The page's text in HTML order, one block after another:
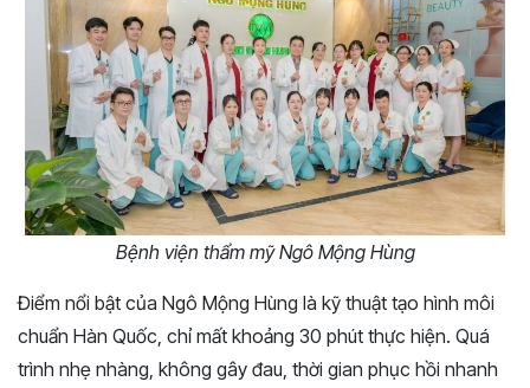
Bệnh viện thẩm mỹ Ngô Mộng Hùng
Điểm nổi bật của Ngô Mộng Hùng là kỹ thuật tạo hình môi
chuẩn Hàn Quốc, chỉ mất khoảng 30 phút thực hiện. Quá
trình nhẹ nhàng, không gây đau, thời gian phục hồi nhanh